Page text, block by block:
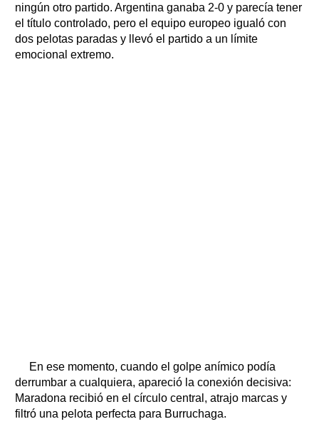
ningún otro partido. Argentina ganaba 2-0 y parecía tener
el título controlado, pero el equipo europeo igualó con
dos pelotas paradas y llevó el partido a un límite
emocional extremo.
En ese momento, cuando el golpe anímico podía
derrumbar a cualquiera, apareció la conexión decisiva:
Maradona recibió en el círculo central, atrajo marcas y
filtró una pelota perfecta para Burruchaga.